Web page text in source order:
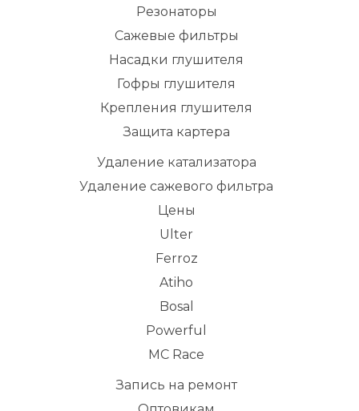
Резонаторы
Сажевые фильтры
Насадки глушителя
Гофры глушителя
Крепления глушителя
Защита картера
Удаление катализатора
Удаление сажевого фильтра
Цены
Ulter
Ferroz
Atiho
Bosal
Powerful
MC Race
Запись на ремонт